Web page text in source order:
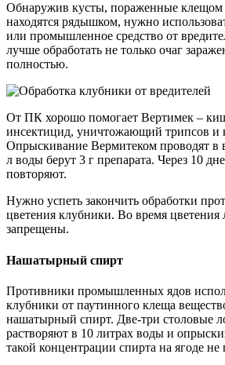
Обнаружив кусты, пораженные клещом
находятся рядышком, нужно
или промышленное средство от
лучше обработать не только очаг
полностью.
От ПК хорошо помогает Вертимек –
инсектицид, уничтожающий трипсов и
Опрыскивание Вермитеком проводят в
л воды берут 3 г препарата. Через 10
повторяют.
Нужно успеть закончить обработки
цветения клубники. Во время
запрещены.
Нашатырный спирт
Противники промышленных ядов
клубники от паутинного клеща
нашатырный спирт. Две-три столовые
растворяют в 10 литрах воды и
такой концентрации спирта на ягоде не